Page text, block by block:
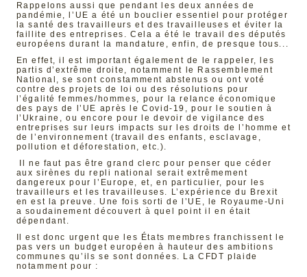
Rappelons aussi que pendant les deux années de
pandémie, l’UE a été un bouclier essentiel pour protéger
la santé des travailleurs et des travailleuses et éviter la
faillite des entreprises. Cela a été le travail des députés
européens durant la mandature, enfin, de presque tous...
En effet, il est important également de le rappeler, les
partis d’extrême droite, notamment le Rassemblement
National, se sont constamment abstenus ou ont voté
contre des projets de loi ou des résolutions pour
l’égalité femmes/hommes, pour la relance économique
des pays de l’UE après le Covid-19, pour le soutien à
l’Ukraine, ou encore pour le devoir de vigilance des
entreprises sur leurs impacts sur les droits de l’homme et
de l’environnement (travail des enfants, esclavage,
pollution et déforestation, etc.).
Il ne faut pas être grand clerc pour penser que céder
aux sirènes du repli national serait extrêmement
dangereux pour l’Europe, et, en particulier, pour les
travailleurs et les travailleuses. L’expérience du Brexit
en est la preuve. Une fois sorti de l’UE, le Royaume-Uni
a soudainement découvert à quel point il en était
dépendant.
Il est donc urgent que les États membres franchissent le
pas vers un budget européen à hauteur des ambitions
communes qu’ils se sont données. La CFDT plaide
notamment pour :